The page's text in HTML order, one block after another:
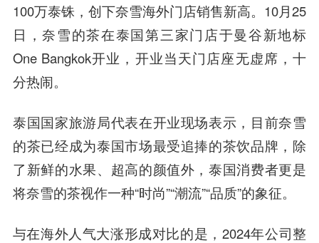
100万泰铢，创下奈雪海外门店销售新高。10月25
日，奈雪的茶在泰国第三家门店于曼谷新地标
One Bangkok开业，开业当天门店座无虚席，十
分热闹。
泰国国家旅游局代表在开业现场表示，目前奈雪
的茶已经成为泰国市场最受追捧的茶饮品牌，除
了新鲜的水果、超高的颜值外，泰国消费者更是
将奈雪的茶视作一种“时尚”“潮流”“品质”的象征。
与在海外人气大涨形成对比的是，2024年公司整